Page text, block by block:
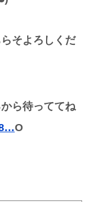
そよろしくだ
ら待っててね
O